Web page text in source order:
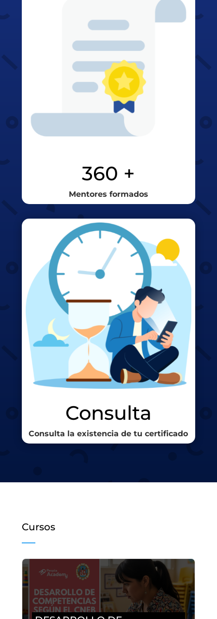
360 +
Mentores formados
Consulta
Consulta la existencia de tu certificado
Cursos